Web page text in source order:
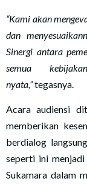
“Kami akan
dan
Sinergi antara
semua
nyata,”tegasnya.
Acara audiensi
memberikan
berdialog
seperti ini
Sukamara dalam